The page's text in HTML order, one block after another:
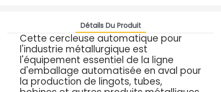
Détails Du Produit
Cette cercleuse automatique pour
l'industrie métallurgique est
l'équipement essentiel de la ligne
d'emballage automatisée en aval pour
la production de lingots, tubes,